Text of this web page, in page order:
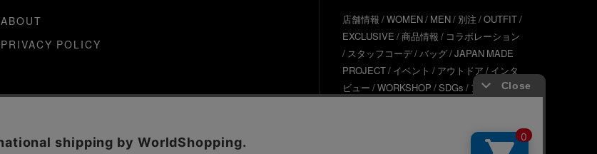
ABOUT
PRIVACY POLICY
店舗情報 WOMEN MEN 別注 OUTFIT
EXCLUSIVE 商品情報
コラボレーション
スタッフコーデ バッグ JAPAN MADE
PROJECT イベント アウトドア
インタ
ビュー WORKSHOP SDGs
アウター
ONLINE STORE